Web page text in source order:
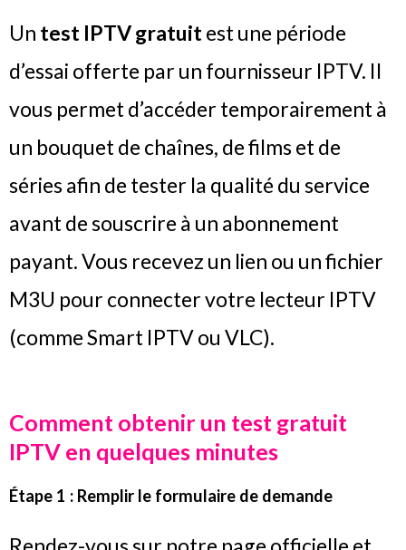
Un test IPTVgratuitest une période
d’essai offerte par un fournisseur IPTV. Il
vous permet d’accéder temporairement à
un bouquet de chaînes, de films et de
séries afin de tester la qualité du service
avant de souscrire à un abonnement
payant. Vous recevez un lien ou un fichier
M3U pour connecter votre lecteur IPTV
(comme Smart IPTV ou VLC).
Comment obtenir un test gratuit
IPTV en quelques minutes
Étape 1 : Remplir le formulaire de demande